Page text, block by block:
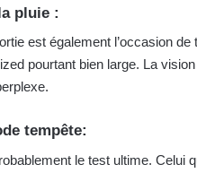
pluie :
est également l’occasion
pourtant bien large. La
tempête:
le test ultime. Celui